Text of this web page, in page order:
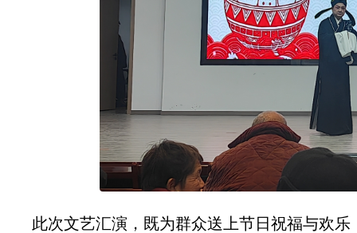
此次文艺汇演，既为群众送上节日祝福与欢